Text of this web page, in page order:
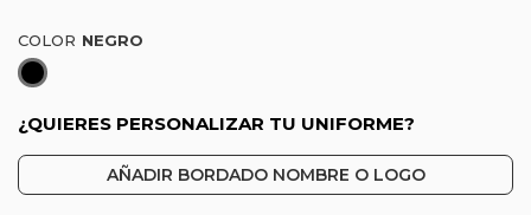
COLOR
Negro
¿QUIERES PERSONALIZAR TU UNIFORME?
AÑADIR BORDADO NOMBRE O LOGO